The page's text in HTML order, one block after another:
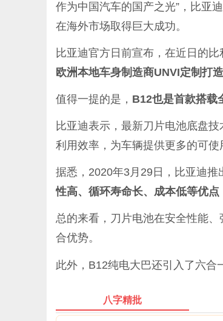
作为中国汽车的国产之光”，比亚
在海外市场取得巨大成功。
比亚迪官方日前宣布，在近日的
欧洲本地车身制造商UNVI定制打
值得一提的是， B12也是首款搭载
比亚迪表示，最新刀片电池底盘
利用效率，为车辆提供更多的可使
据悉，2020年3月29日，比亚迪推
性高、循环寿命长、成本低等优点
总的来看，刀片电池在安全性能
合优势。
此外，B12纯电大巴还引入了六合
八字精批